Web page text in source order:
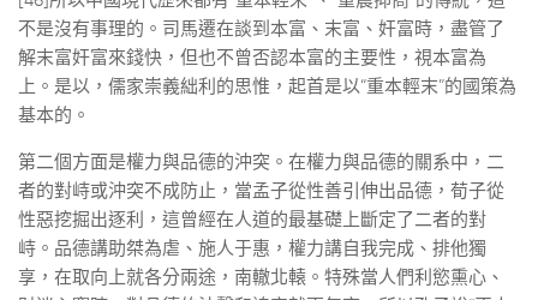
不是沒有事理的。司馬遷在談到本富、末富、奸富時，盡管了
解末富奸富來錢快，但也不曾否認本富的主要性，視本富為
上。是以，儒家崇義絀利的思惟，起首是以“重本輕末”的國策為
基本的。
第二個方面是權力與品德的沖突。在權力與品德的關系中，二
者的對峙或沖突不成防止，當孟子從性善引伸出品德，荀子從
性惡挖掘出逐利，這曾經在人道的最基礎上斷定了二者的對
峙。品德講助桀為虐、施人于惠，權力講自我完成、排他獨
享，在取向上就各分兩途，南轍北轅。特殊當人們利慾熏心、